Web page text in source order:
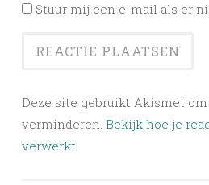
Stuur mij een e-mail als er
Deze site gebruikt Akismet
verminderen. Bekijk hoe je
verwerkt.